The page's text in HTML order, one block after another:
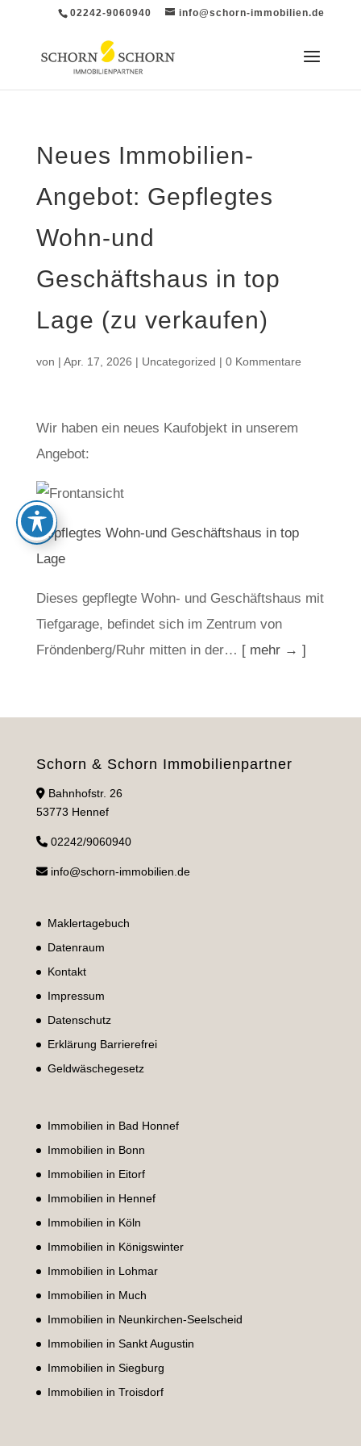
02242-9060940 info@schorn-immobilien.de
Neues Immobilien-
Angebot: Gepflegtes
Wohn-und
Geschäftshaus in top
Lage (zu verkaufen)
von | Apr. 17, 2026 | Uncategorized | 0 Kommentare
Wir haben ein neues Kaufobjekt in unserem
Angebot:
Gepflegtes Wohn-und Geschäftshaus in top
Lage
Dieses gepflegte Wohn- und Geschäftshaus mit
Tiefgarage, befindet sich im Zentrum von
Fröndenberg/Ruhr mitten in der… [ mehr → ]
Schorn & Schorn Immobilienpartner
Bahnhofstr. 26
53773 Hennef
02242/9060940
info@schorn-immobilien.de
Maklertagebuch
Datenraum
Kontakt
Impressum
Datenschutz
Erklärung Barrierefrei
Geldwäschegesetz
Immobilien in Bad Honnef
Immobilien in Bonn
Immobilien in Eitorf
Immobilien in Hennef
Immobilien in Köln
Immobilien in Königswinter
Immobilien in Lohmar
Immobilien in Much
Immobilien in Neunkirchen-Seelscheid
Immobilien in Sankt Augustin
Immobilien in Siegburg
Immobilien in Troisdorf